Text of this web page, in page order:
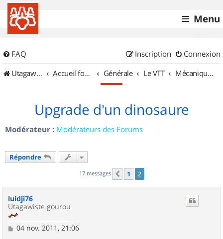
Menu
FAQ Connexion
Inscription
UtagawaVTT (Randos VTT et VTTAE avec traces GPS)
Accueil forum Générale Le VTT Mécanique et Entretiens
Upgrade d'un dinosaure
Modérateur : Modérateurs des Forums
Répondre
17 messages Précédent
1 2
luidji76
Utagawiste gourou
M
04 nov. 2011, 21:06